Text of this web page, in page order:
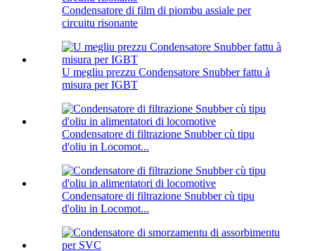
Condensatore di film di piombu assiale per
circuitu risonante
U megliu prezzu Condensatore Snubber fattu à
misura per IGBT
Condensatore di filtrazione Snubber cù tipu
d'oliu in Locomot...
Condensatore di filtrazione Snubber cù tipu
d'oliu in Locomot...